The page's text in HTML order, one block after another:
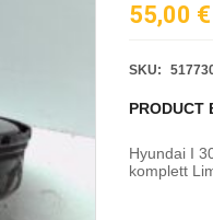
55,00 €
SKU:
PRODUCT
Hyundai I
komplett